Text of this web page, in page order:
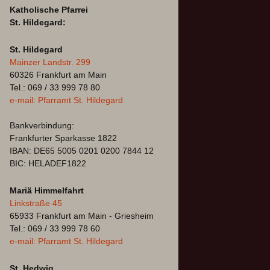
Katholische Pfarrei
St. Hildegard:
St. Hildegard
Mainzer Landstr. 299
60326 Frankfurt am Main
Tel.: 069 / 33 999 78 80
e-mail: Pfarramt St. Hildegard
Bankverbindung:
Frankfurter Sparkasse 1822
IBAN: DE65 5005 0201 0200 7844 12
BIC: HELADEF1822
Mariä Himmelfahrt
Linkstraße 45
65933 Frankfurt am Main - Griesheim
Tel.: 069 / 33 999 78 60
e-mail: Pfarramt St. Hildegard